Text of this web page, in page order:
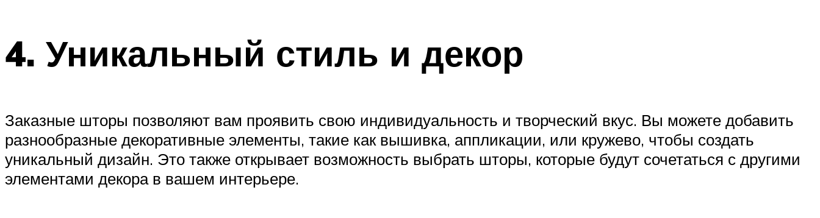
4. Уникальный стиль и декор
Заказные шторы позволяют вам проявить свою индивидуальность и творческий вкус. Вы можете добавить
разнообразные декоративные элементы, такие как вышивка, аппликации, или кружево, чтобы создать
уникальный дизайн. Это также открывает возможность выбрать шторы, которые будут сочетаться с другими
элементами декора в вашем интерьере.